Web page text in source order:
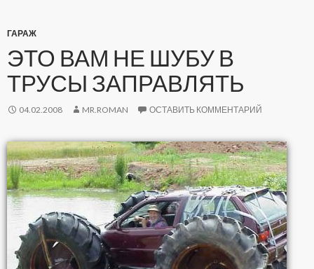
ГАРАЖ
ЭТО ВАМ НЕ ШУБУ В
ТРУСЫ ЗАПРАВЛЯТЬ
04.02.2008 MR.ROMAN ОСТАВИТЬ КОММЕНТАРИЙ